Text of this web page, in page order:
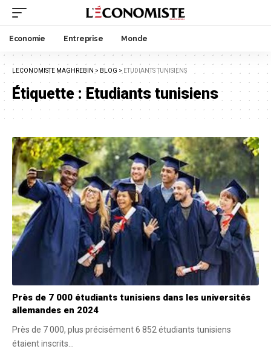
Economie Entreprise Monde
LECONOMISTE MAGHREBIN > BLOG > ETUDIANTS TUNISIENS
Étiquette :Etudiants tunisiens
Près de 7 000 étudiants tunisiens dans les universités
allemandes en 2024
Près de 7 000, plus précisément 6 852 étudiants tunisiens
étaient inscrits